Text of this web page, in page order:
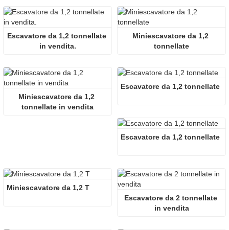
Escavatore da 1,2 tonnellate
in vendita.
Miniescavatore da 1,2
tonnellate
Miniescavatore da 1,2
tonnellate in vendita
Escavatore da 1,2 tonnellate
Escavatore da 1,2 tonnellate
Miniescavatore da 1,2 T
Escavatore da 2 tonnellate
in vendita